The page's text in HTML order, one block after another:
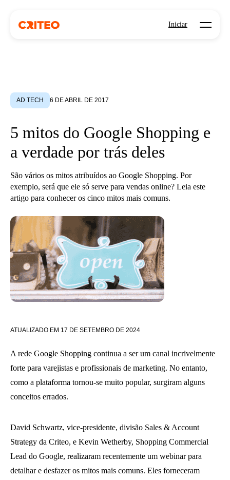
Iniciar Open
AD TECH 6 DE ABRIL DE 2017
5 mitos do Google Shopping e
a verdade por trás deles
São vários os mitos atribuídos ao Google Shopping. Por
exemplo, será que ele só serve para vendas online? Leia este
artigo para conhecer os cinco mitos mais comuns.
ATUALIZADO EM 17 DE SETEMBRO DE 2024
A rede Google Shopping continua a ser um canal incrivelmente
forte para varejistas e profissionais de marketing. No entanto,
como a plataforma tornou-se muito popular, surgiram alguns
conceitos errados.
David Schwartz, vice-presidente, divisão Sales & Account
Strategy da Criteo, e Kevin Wetherby, Shopping Commercial
Lead do Google, realizaram recentemente um webinar para
detalhar e desfazer os mitos mais comuns. Eles forneceram